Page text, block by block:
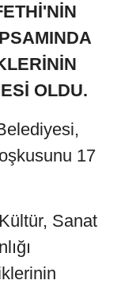
OLDU.
17
Sanat